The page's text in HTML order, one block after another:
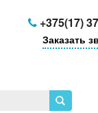
+375(17)
Заказать